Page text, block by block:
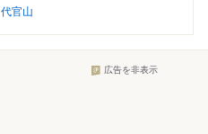
代官山
広告を非表示